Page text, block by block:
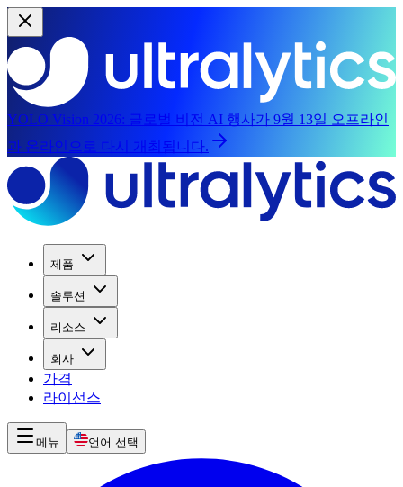
YOLO Vision 2026: 글로벌 비전 AI 행사가 9월 13일 오프라인
과 온라인으로 다시 개최됩니다.
제품
솔루션
리소스
회사
가격
라이선스
메뉴 언어 선택